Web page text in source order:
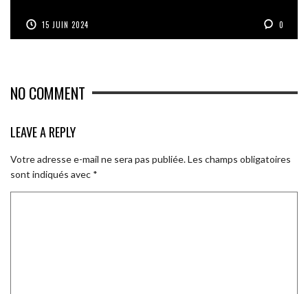
15 JUIN 2024 0
NO COMMENT
LEAVE A REPLY
Votre adresse e-mail ne sera pas publiée.Les champs obligatoires
sont indiqués avec *